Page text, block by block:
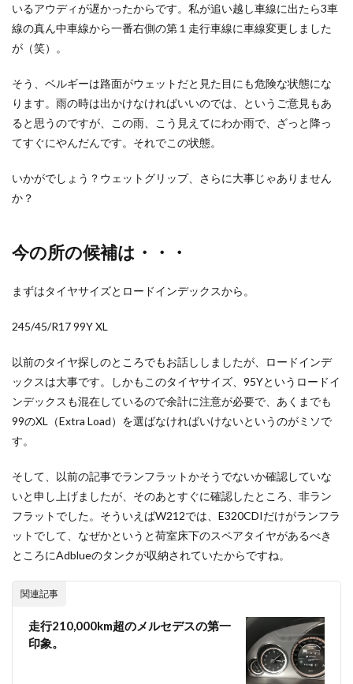
いるアウディが遅かったからです。私が追い越し車線に出たら3車
線の真ん中車線から一番右側の第１走行車線に車線変更しました
が（笑）。
そう、ベルギーは路面がウェットだと見た目にも危険な状態にな
ります。雨の時は出かけなければいいのでは、というご意見もあ
ると思うのですが、この雨、こう見えてにわか雨で、ざっと降っ
てすぐにやんだんです。それでこの状態。
いかがでしょう？ウェットグリップ、さらに大事じゃありません
か？
今の所の候補は・・・
まずはタイヤサイズとロードインデックスから。
245/45/R17 99Y XL
以前のタイヤ探しのところでもお話ししましたが、ロードインデ
ックスは大事です。しかもこのタイヤサイズ、95Yというロードイ
ンデックスも混在しているので余計に注意が必要で、あくまでも
99のXL（Extra Load）を選ばなければいけないというのがミソで
す。
そして、以前の記事でランフラットかそうでないか確認していな
いと申し上げましたが、そのあとすぐに確認したところ、非ラン
フラットでした。そういえばW212では、E320CDIだけがランフラ
ットでして、なぜかというと荷室床下のスペアタイヤがあるべき
ところにAdblueのタンクが収納されていたからですね。
関連記事
走行210,000km超のメルセデスの第一
印象。